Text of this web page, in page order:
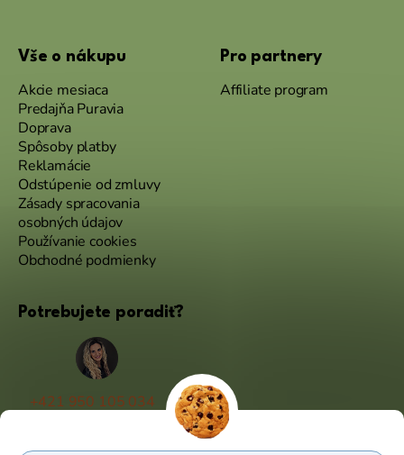
Vše o nákupu
Akcie mesiaca
Predajňa Puravia
Doprava
Spôsoby platby
Reklamácie
Odstúpenie od zmluvy
Zásady spracovania
osobných údajov
Používanie cookies
Obchodné podmienky
Pro partnery
Affiliate program
Potrebujete poradiť?
+421 950 105 034